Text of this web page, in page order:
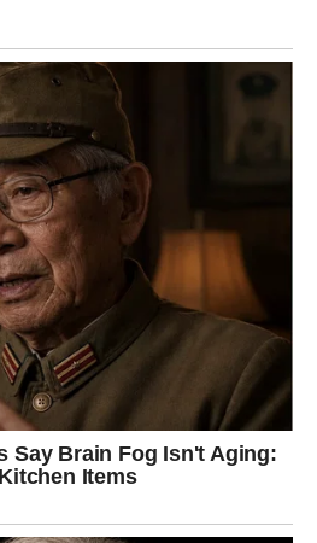
istraživanje mogućnosti ljubavi.
čin sebičnosti; nego utjelovljuje
u njegovoj cjelosti.
ljubavi, poštovanja i intimnosti
mnoge žene, često ostajući u
navike, straha ili osjećaja obveze
Ipak, godine nakon šezdesete su
rasipali na šutnju lišenu ljubavi,
bez radosti.
poštovanje, suosjećanje i iskustvo
na godine. Prestanak ulaganja u
opravdati godinama. Zapravo, ovaj
priliku za ženu da prioritet stavi na
rast. Bavljenje njegom
tjelovježbi, čitanje, održavanje